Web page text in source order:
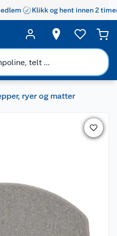
Klikk og hent innen 2
ryer og matter